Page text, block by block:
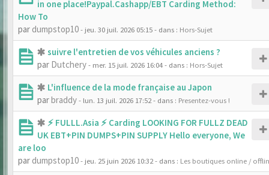
in one place!Paypal.Cashapp/EBT Carding Method:
How To
par dumpstop10- jeu. 30 juil. 2026 05:15- dans : Hors-Sujet
suivre l'entretien de vos véhicules anciens ?
par Dutchery- mer. 15 juil. 2026 16:04- dans : Hors-Sujet
L'influence de la mode française au Japon
parbraddy- lun. 13 juil. 2026 17:52- dans : Presentez-vous !
⚡ FULLL.Asia ⚡ Carding LOOKING FOR FULLZ DEAD
UK EBT+PIN DUMPS+PIN SUPPLY Hello everyone, We
are loo
par dumpstop10- jeu. 25 juin 2026 10:32- dans : Les boutiques online /